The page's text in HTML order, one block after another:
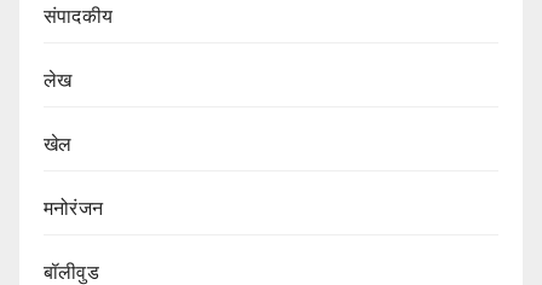
संपादकीय
लेख
खेल
मनोरंजन
बॉलीवुड